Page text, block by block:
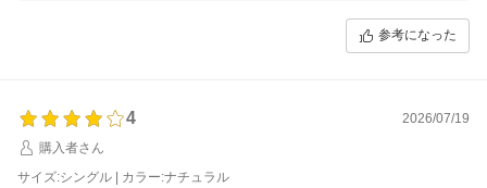
参考になった
4
2026/07/19
購入者さん
サイズ:シングル | カラー:ナチュラル